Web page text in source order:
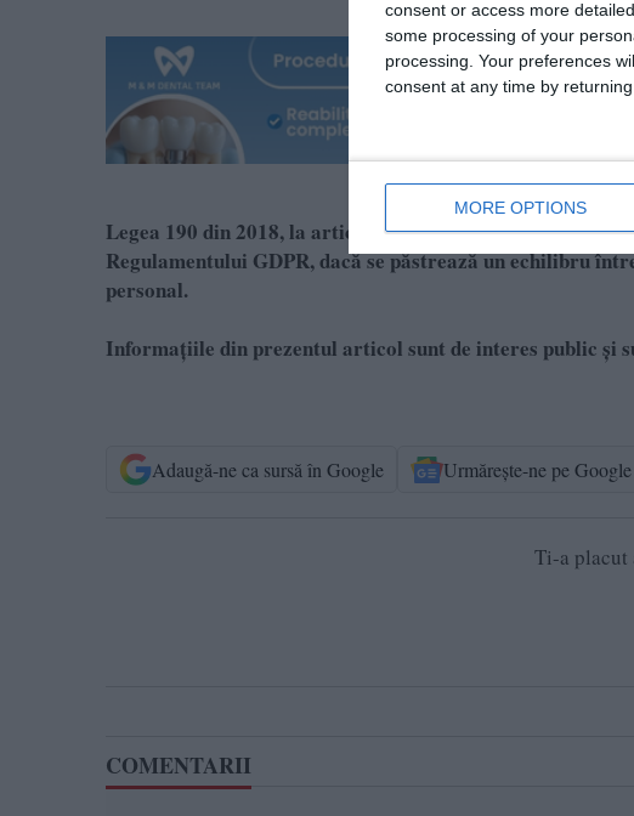
consent or access more
some processing of your
processing. Your preferences
consent at any time by
MORE OPTIONS
Legea 190 din 2018, la articolul 7, menţionează că
Regulamentului GDPR, dacă se păstrează un echilibru
personal.
Informațiile din prezentul articol sunt de interes public și
Adaugă-ne ca sursă în Google Urmărește-ne pe
Ti-a
COMENTARII